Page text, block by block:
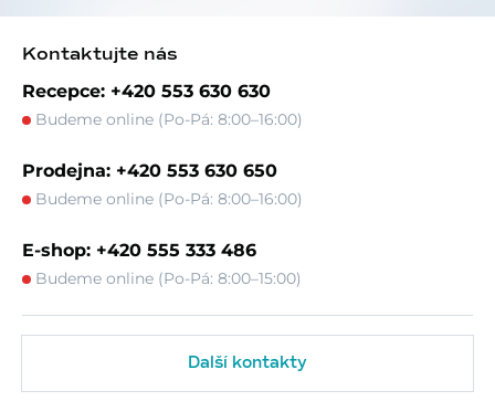
Kontaktujte nás
Recepce: +420 553 630 630
Budeme online (Po-Pá: 8:00–16:00)
Prodejna: +420 553 630 650
Budeme online (Po-Pá: 8:00–16:00)
E-shop: +420 555 333 486
Budeme online (Po-Pá: 8:00–15:00)
Další kontakty